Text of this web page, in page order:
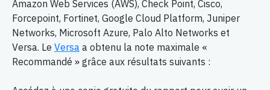
Amazon Web Services (AWS), Check Point, Cisco,
Forcepoint, Fortinet, Google Cloud Platform, Juniper
Networks, Microsoft Azure, Palo Alto Networks et
Versa. Le Versa a obtenu la note maximale «
Recommandé » grâce aux résultats suivants :